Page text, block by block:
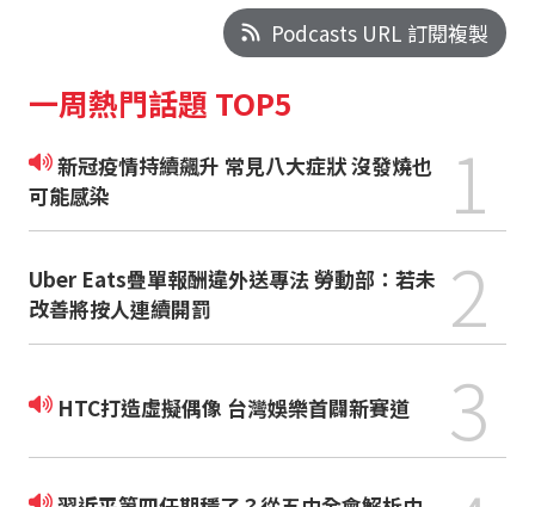
Podcasts URL 訂閱複製
一周熱門話題 TOP5
新冠疫情持續飆升 常見八大症狀 沒發燒也
可能感染
1
Uber Eats疊單報酬違外送專法 勞動部：若未
改善將按人連續開罰
2
HTC打造虛擬偶像 台灣娛樂首闢新賽道 3